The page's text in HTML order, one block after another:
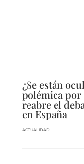
¿Se están
polémica por
reabre el
en España
ACTUALIDAD